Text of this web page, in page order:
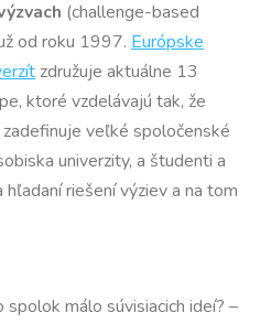
(challenge-based
od roku 1997. Európske
združuje aktuálne 13
ktoré vzdelávajú tak, že
veľké spoločenské
univerzity, a študenti a
riešení výziev a na tom
málo súvisiacich ideí? –